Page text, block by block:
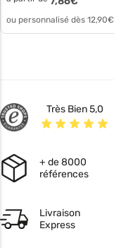
ou personnalisé dès 12,90€
Très Bien 5,0
+ de 8000
références
Livraison
Express